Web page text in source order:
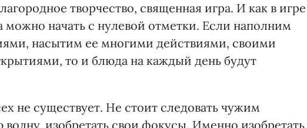
творчество, священная игра. И как в игре
можно начать с нулевой отметки. Если наполним
насытим ее многими действиями, своими
то и блюда на каждый день будут
не существует. Не стоит следовать чужим
изобретать свои фокусы. Именно изобретать.